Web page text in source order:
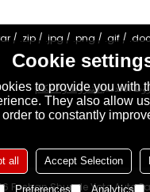
الخدمة,الشروط والاحكام
Foshan Shunde Yoto Auto
Cookie
to provide you with
They also allow
to constantly
Accept Selection
all
Analytics
Preferences